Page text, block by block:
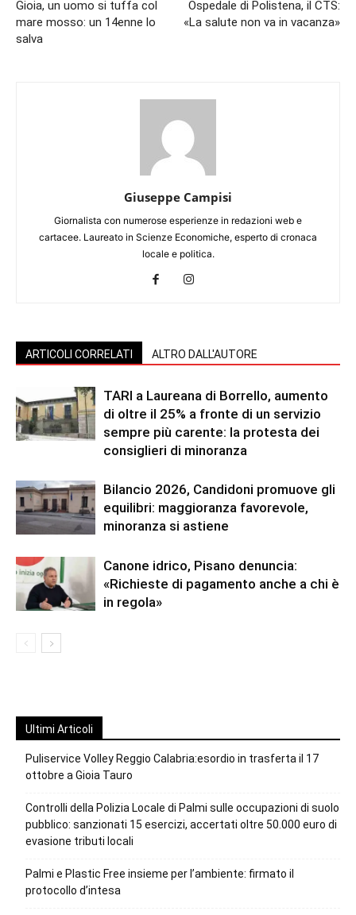
Gioia, un uomo si tuffa col
mare mosso: un 14enne lo
salva
Ospedale di Polistena, il CTS:
«La salute non va in vacanza»
Giuseppe Campisi
Giornalista con numerose esperienze in redazioni web e
cartacee. Laureato in Scienze Economiche, esperto di cronaca
locale e politica.
ARTICOLI CORRELATI ALTRO DALL'AUTORE
TARI a Laureana di Borrello, aumento
di oltre il 25% a fronte di un servizio
sempre più carente: la protesta dei
consiglieri di minoranza
Bilancio 2026, Candidoni promuove gli
equilibri: maggioranza favorevole,
minoranza si astiene
Canone idrico, Pisano denuncia:
«Richieste di pagamento anche a chi è
in regola»
Ultimi Articoli
Puliservice Volley Reggio Calabria:esordio in trasferta il 17
ottobre a Gioia Tauro
Controlli della Polizia Locale di Palmi sulle occupazioni di suolo
pubblico: sanzionati 15 esercizi, accertati oltre 50.000 euro di
evasione tributi locali
Palmi e Plastic Free insieme per l’ambiente: firmato il
protocollo d’intesa